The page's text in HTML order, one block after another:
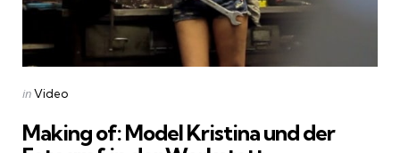
Categories
Posted
inVideo
Making of: Model Kristina und der